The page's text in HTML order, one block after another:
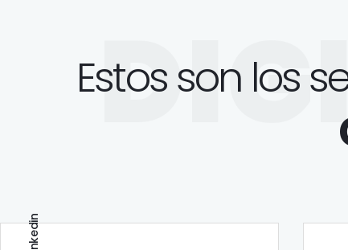
Estos son los
Linkedin